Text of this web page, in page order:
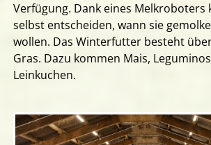
Verfügung. Dank eines Melkroboters
selbst entscheiden, wann sie
wollen. Das Winterfutter besteht
Gras. Dazu kommen Mais,
Leinkuchen.